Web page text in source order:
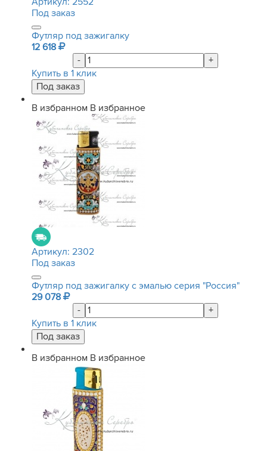
Под заказ
Футляр под зажигалку
12 618
-
+
Купить в 1 клик
В избранном В избранное
Артикул: 2302
Под заказ
Футляр под зажигалку с эмалью серия "Россия"
29 078
-
+
Купить в 1 клик
В избранном В избранное